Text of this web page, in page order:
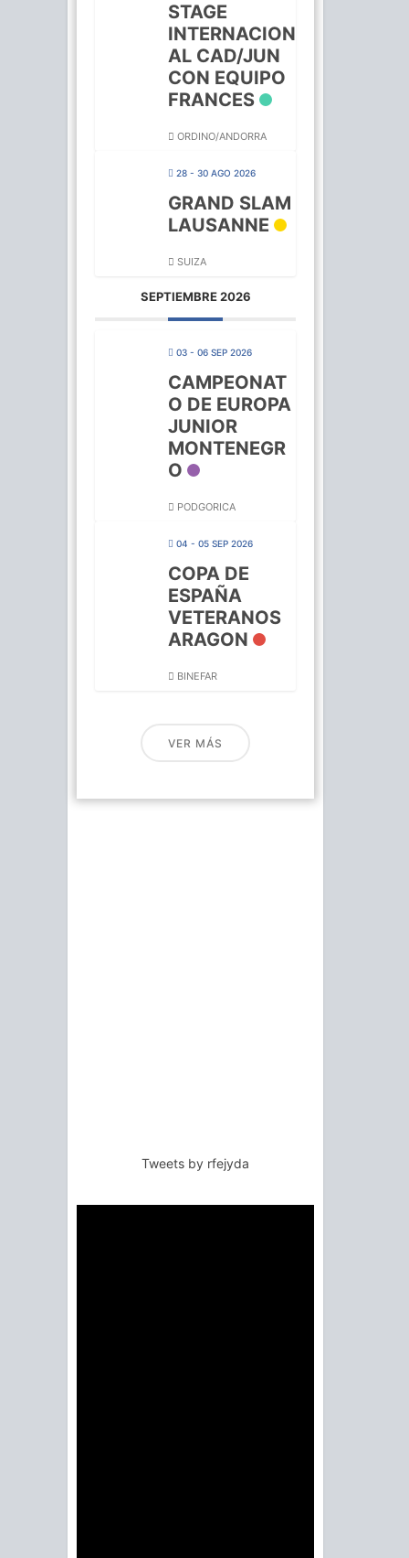
STAGE
INTERNACION
AL CAD/JUN
CON EQUIPO
FRANCES
ORDINO/ANDORRA
28 - 30 AGO 2026
GRAND SLAM
LAUSANNE
SUIZA
SEPTIEMBRE 2026
03 - 06 SEP 2026
CAMPEONAT
O DE EUROPA
JUNIOR
MONTENEGR
O
PODGORICA
04 - 05 SEP 2026
COPA DE
ESPAÑA
VETERANOS
ARAGON
BINEFAR
VER MÁS
Tweets by rfejyda